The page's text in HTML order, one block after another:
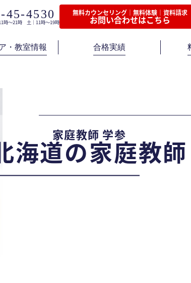
45-4530
時〜21時 土｜11時〜19時
無料カウンセリング｜無料体験｜資料請求
お問い合わせはこちら
・教室情報 合格実績
家庭教師 学参
海道の家庭教師